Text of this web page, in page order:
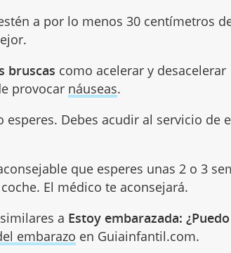
a por lo menos 30 centímetros
bruscas como acelerar y desacelerar
provocar náuseas.
esperes. Debes acudir al servicio de
que esperes unas 2 o 3
El médico te aconsejará.
a Estoy embarazada:
embarazo en Guiainfantil.com.